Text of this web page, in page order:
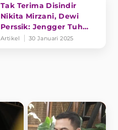
Tak Terima Disindir
Nikita Mirzani, Dewi
Perssik: Jengger Tuh
Tong Kosong Nyaring
Artikel 30 Januari 2025